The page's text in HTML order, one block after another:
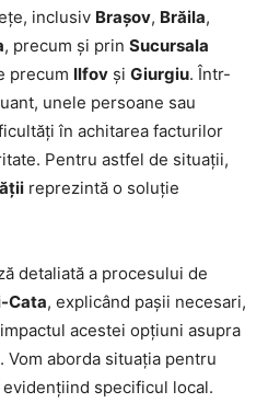
inclusiv Brașov, Brăila,
, precum și prin Sucursala
precum Ilfov și Giurgiu. Într-
unele persoane sau
în achitarea facturilor
Pentru astfel de situații,
reprezintă o soluție
detaliată a procesului de
Cata, explicând pașii necesari,
acestei opțiuni asupra
aborda situația pentru
specificul local.